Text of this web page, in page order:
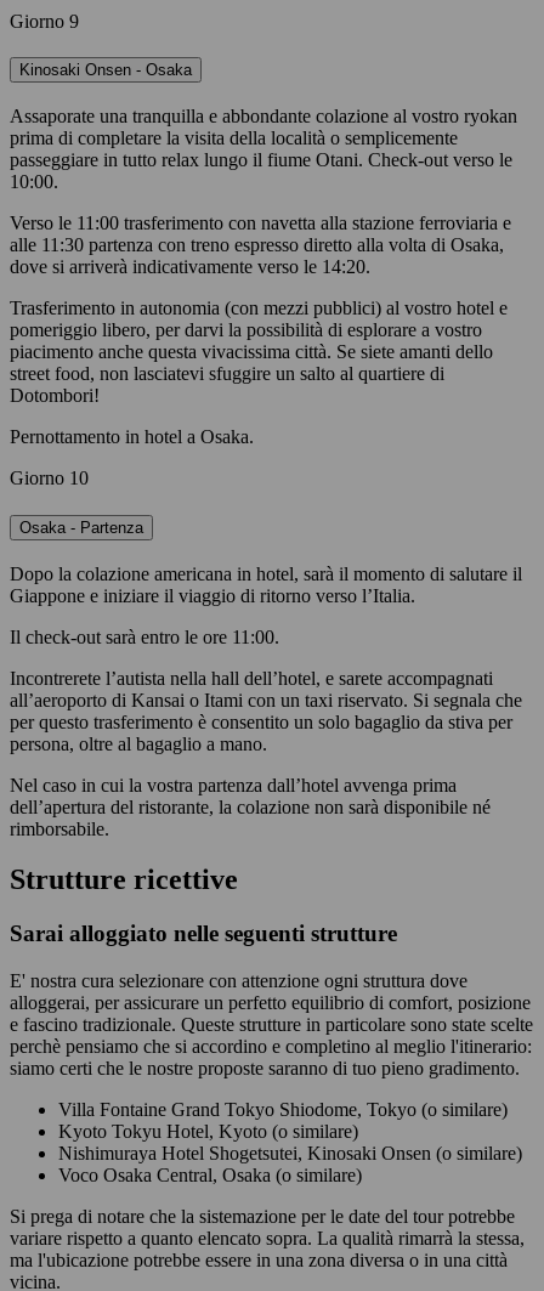
Giorno 9
Kinosaki Onsen - Osaka
Assaporate una tranquilla e abbondante colazione al vostro ryokan
prima di completare la visita della località o semplicemente
passeggiare in tutto relax lungo il fiume Otani. Check-out verso le
10:00.
Verso le 11:00 trasferimento con navetta alla stazione ferroviaria e
alle 11:30 partenza con treno espresso diretto alla volta di Osaka,
dove si arriverà indicativamente verso le 14:20.
Trasferimento in autonomia (con mezzi pubblici) al vostro hotel e
pomeriggio libero, per darvi la possibilità di esplorare a vostro
piacimento anche questa vivacissima città. Se siete amanti dello
street food, non lasciatevi sfuggire un salto al quartiere di
Dotombori!
Pernottamento in hotel a Osaka.
Giorno 10
Osaka - Partenza
Dopo la colazione americana in hotel, sarà il momento di salutare il
Giappone e iniziare il viaggio di ritorno verso l’Italia.
Il check-out sarà entro le ore 11:00.
Incontrerete l’autista nella hall dell’hotel, e sarete accompagnati
all’aeroporto di Kansai o Itami con un taxi riservato. Si segnala che
per questo trasferimento è consentito un solo bagaglio da stiva per
persona, oltre al bagaglio a mano.
Nel caso in cui la vostra partenza dall’hotel avvenga prima
dell’apertura del ristorante, la colazione non sarà disponibile né
rimborsabile.
Strutture ricettive
Sarai alloggiato nelle seguenti strutture
E' nostra cura selezionare con attenzione ogni struttura dove
alloggerai, per assicurare un perfetto equilibrio di comfort, posizione
e fascino tradizionale. Queste strutture in particolare sono state scelte
perchè pensiamo che si accordino e completino al meglio l'itinerario:
siamo certi che le nostre proposte saranno di tuo pieno gradimento.
Villa Fontaine Grand Tokyo Shiodome, Tokyo (o similare)
Kyoto Tokyu Hotel, Kyoto (o similare)
Nishimuraya Hotel Shogetsutei, Kinosaki Onsen (o similare)
Voco Osaka Central, Osaka (o similare)
Si prega di notare che la sistemazione per le date del tour potrebbe
variare rispetto a quanto elencato sopra. La qualità rimarrà la stessa,
ma l'ubicazione potrebbe essere in una zona diversa o in una città
vicina.